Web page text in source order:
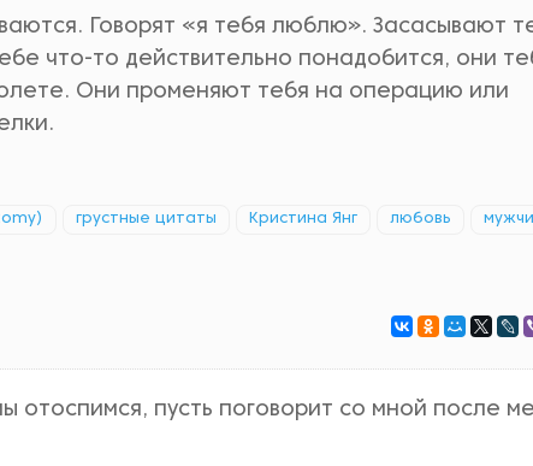
Говорят «я тебя люблю». Засасывают
что-то действительно понадобится, они
Они променяют тебя на операцию или
грустные цитаты Кристина Янг любовь
отоспимся, пусть поговорит со мной после